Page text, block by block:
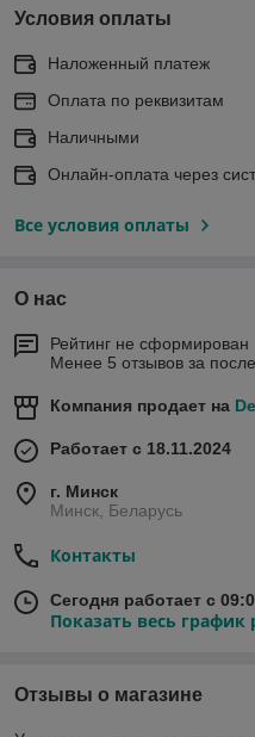
Условия оплаты
Наложенный платеж
Оплата по реквизитам
Наличными
Онлайн-оплата через
Все условия оплаты
О нас
Рейтинг не сформирован
Менее 5 отзывов за
Компания продает на
Работает с 18.11.2024
г. Минск
Минск, Беларусь
Контакты
Сегодня работает с
Показать весь график
Отзывы о магазине